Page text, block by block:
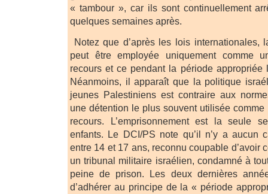
« tambour », car ils sont continuellement
quelques semaines après.
Notez que d’après les lois internationales,
peut être employée uniquement comme
recours et ce pendant la période appropriée
Néanmoins, il apparaît que la politique
jeunes Palestiniens est contraire aux
une détention le plus souvent utilisée
recours. L’emprisonnement est la seule
enfants. Le DCI/PS note qu’il n’y a aucun
entre 14 et 17 ans, reconnu coupable d’avoir
un tribunal militaire israélien, condamné à
peine de prison. Les deux dernières
d’adhérer au principe de la « période